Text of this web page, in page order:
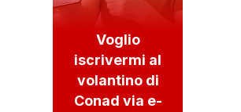
Voglio
iscrivermi al
volantino di
Conad via e-